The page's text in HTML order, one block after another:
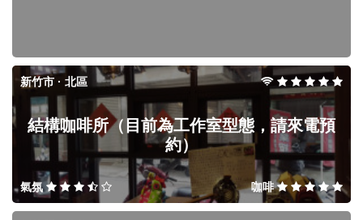
結構咖啡所（目前為工作室型態，請來電預
約）
新竹市 · 北區
氣氛 咖啡